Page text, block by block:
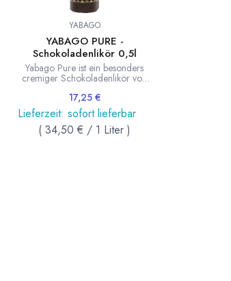
YABAGO
YABAGO PURE -
Schokoladenlikör 0,5l
Yabago Pure ist ein besonders
cremiger Schokoladenlikör von
natürlichen Zutaten, wie im
Eichenfass gereifter Weinbrand
und Kakao aus Malaysia. Enthält
Ei. 0,5 Liter Flasche.
17,25€
Lieferzeit: sofort lieferbar
( 34,50 € / 1 Liter )